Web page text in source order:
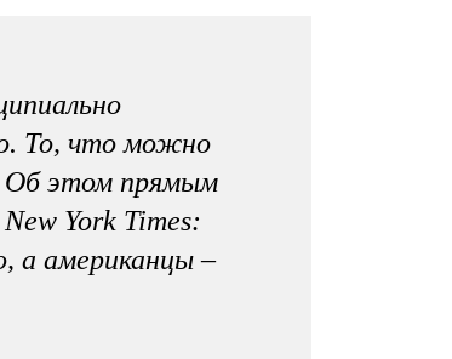
То, что можно
Об этом прямым
York Times:
а американцы –